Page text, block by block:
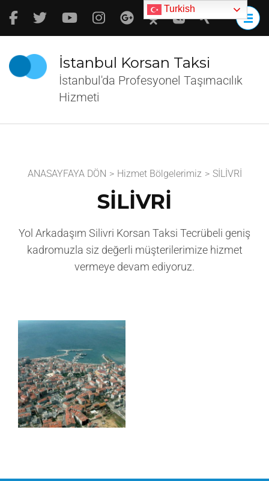
İçeriğe
atla
tuşuna
basın)
İstanbul Korsan Taksi
İstanbul'da Profesyonel Taşımacılık
Hizmeti
ANASAYFAYA DÖN > Hizmet Bölgelerimiz > SİLİVRİ
SİLİVRİ
Yol Arkadaşım Silivri Korsan Taksi Tecrübeli geniş
kadromuzla siz değerli müşterilerimize hizmet
vermeye devam ediyoruz.
Turkish